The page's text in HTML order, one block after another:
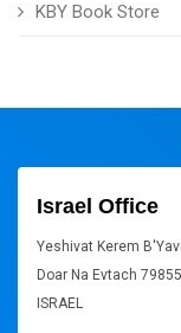
KBY Book Store
Israel Office
Yeshivat Kerem
Doar Na Evtach
ISRAEL